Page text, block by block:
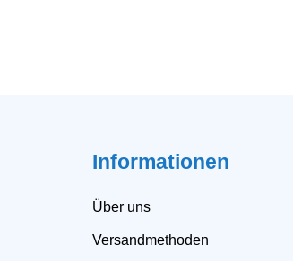
Informationen
Über uns
Versandmethoden